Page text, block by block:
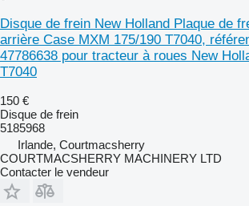
Disque de frein New Holland Plaque de
arrière Case MXM 175/190 T7040,
47786638 pour tracteur à roues New
T7040
150 €
Disque de frein
5185968
Irlande, Courtmacsherry
COURTMACSHERRY MACHINERY LTD
Contacter le vendeur